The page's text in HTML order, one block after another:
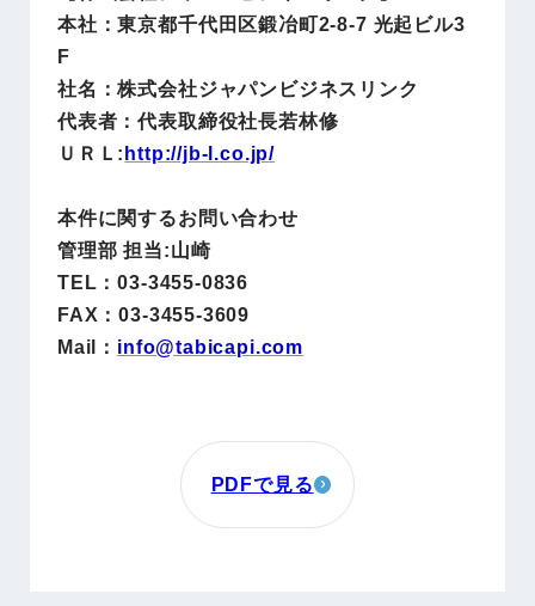
本社：東京都千代田区鍛冶町2-8-7 光起ビル3
F
社名：株式会社ジャパンビジネスリンク
代表者：代表取締役社長若林修
ＵＲＬ:http://jb-l.co.jp/
本件に関するお問い合わせ
管理部 担当:山崎
TEL：03-3455-0836
FAX：03-3455-3609
Mail： info@tabicapi.com
PDFで見る